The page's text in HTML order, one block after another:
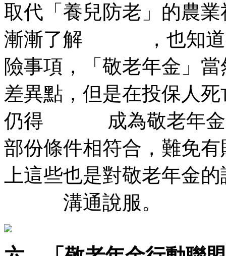
取代「養兒防老」的農
漸漸了解 ，也知道有
險事項，「敬老年金
差異點，但是在投保人
仍得 成為敬老年金的
部份條件相符合，難
上這些也是對敬老年金
溝通說服。